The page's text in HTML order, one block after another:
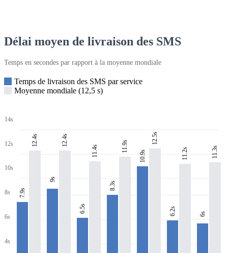
Délai moyen de livraison des SMS
Temps en secondes par rapport à la moyenne mondiale
Temps de livraison des SMS par service
Moyenne mondiale (12,5 s)
14s
12s
10s
8s
6s
4s
7.9s
12.4s
9s
12.4s
6.5s
11.4s
8.3s
11.9s
10.9s
12.5s
6.2s
11.2s
6s
11.3s